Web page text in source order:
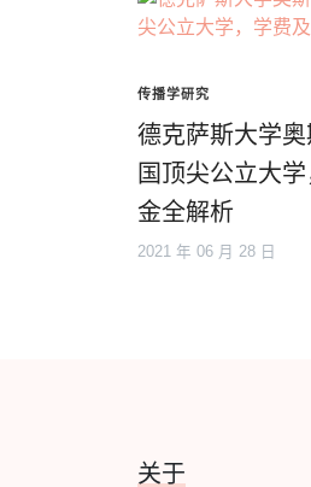
传播学研究
德克萨斯大学
国顶尖公立大
金全解析
2021 年 06 月 28 日
关于